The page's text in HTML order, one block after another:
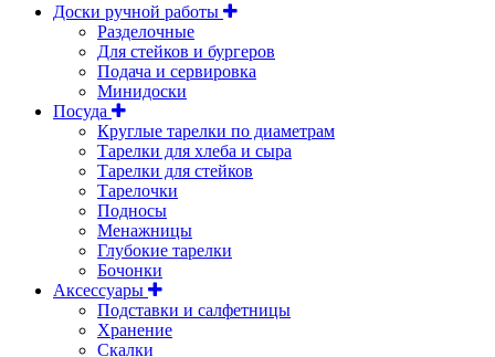
Доски ручной работы
Разделочные
Для стейков и бургеров
Подача и сервировка
Минидоски
Посуда
Круглые тарелки по диаметрам
Тарелки для хлеба и сыра
Тарелки для стейков
Тарелочки
Подносы
Менажницы
Глубокие тарелки
Бочонки
Аксессуары
Подставки и салфетницы
Хранение
Скалки